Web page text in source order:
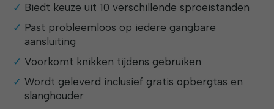
Biedt keuze uit 10 verschillende sproeistanden
Past probleemloos op iedere gangbare
aansluiting
Voorkomt knikken tijdens gebruiken
Wordt geleverd inclusief gratis opbergtas en
slanghouder